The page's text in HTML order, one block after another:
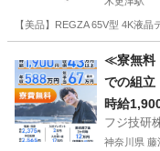
【美品】REGZA 65V型 4K液
木更津駅
≪寮無料
での組立
時給
フジ技研
神奈川県 藤